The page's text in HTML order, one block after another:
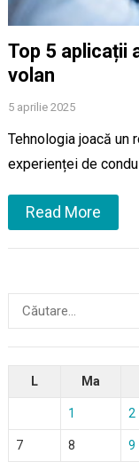
Top 5 aplicații
volan
5 aprilie 2025
Tehnologia joacă un
experienței de
Read More
Caută
după:
L Ma
1 2
7 8 9